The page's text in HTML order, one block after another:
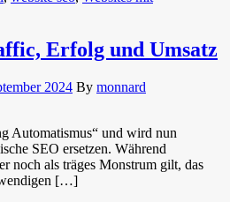
Erfolg und Umsatz
2024 By monnard
Automatismus“ und wird nun
SEO ersetzen. Während
noch als träges Monstrum gilt, das
[…]